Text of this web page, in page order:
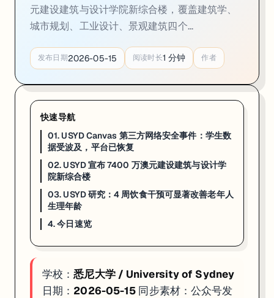
对正在申请 USYD 建筑相关专业的学生，这次投资的意义不只是环境
来源：USYD News · 2026-05-10
03. USYD 研究：4 周饮食干预可显著改善老年
一句话 ：悉尼大学 Dr Caitlin Andrews 团队 2026 年 5 月在《Aging
悉尼大学 School of Life and Environmental Sciences 的 Dr Caitlin
《Aging Cell》是衰老生物学领域的高分 SCI 期刊，发表在此说明这
来源：USYD News · 2026-05-12
4. 今日速览
01 · Canvas 安全事件
02 · 7400 万建筑投资
03 · 饮食降生理年龄：《Aging Cell》高分 SCI；65-75 岁 / 仅
如果你在看 USYD 的申请、奖学金或研究机会，这篇可以直接当作今天
元建设建筑与设计学院新综合楼，覆盖建筑学、
城市规划、工业设计、景观建筑四个...
发布日期2026-05-15 阅读时长1 分钟 作者
快速导航
01. USYD Canvas 第三方网络安全事件：学生数
据受波及，平台已恢复
02. USYD 宣布 7400 万澳元建设建筑与设计学
院新综合楼
03. USYD 研究：4 周饮食干预可显著改善老年人
生理年龄
4. 今日速览
学校：悉尼大学 / University of Sydney
日期： 2026-05-15 同步素材：公众号发